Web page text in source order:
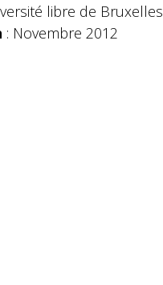
libre de Bruxelles
: Novembre 2012